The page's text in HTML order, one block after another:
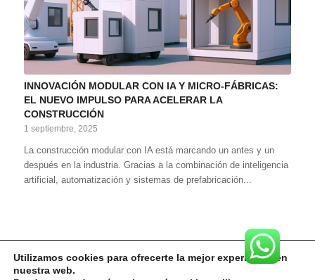
INNOVACIÓN MODULAR CON IA Y MICRO-FÁBRICAS:
EL NUEVO IMPULSO PARA ACELERAR LA
CONSTRUCCIÓN
1 septiembre, 2025
La construcción modular con IA está marcando un antes y un
después en la industria. Gracias a la combinación de inteligencia
artificial, automatización y sistemas de prefabricación...
Utilizamos cookies para ofrecerte la mejor experiencia en
nuestra web.